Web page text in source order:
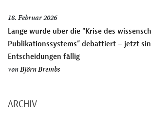
18. Februar 2026
Lange wurde über die “Krise des
Publikationssystems” debattiert – jetzt
Entscheidungen fällig
vonBjörn Brembs
ARCHIV